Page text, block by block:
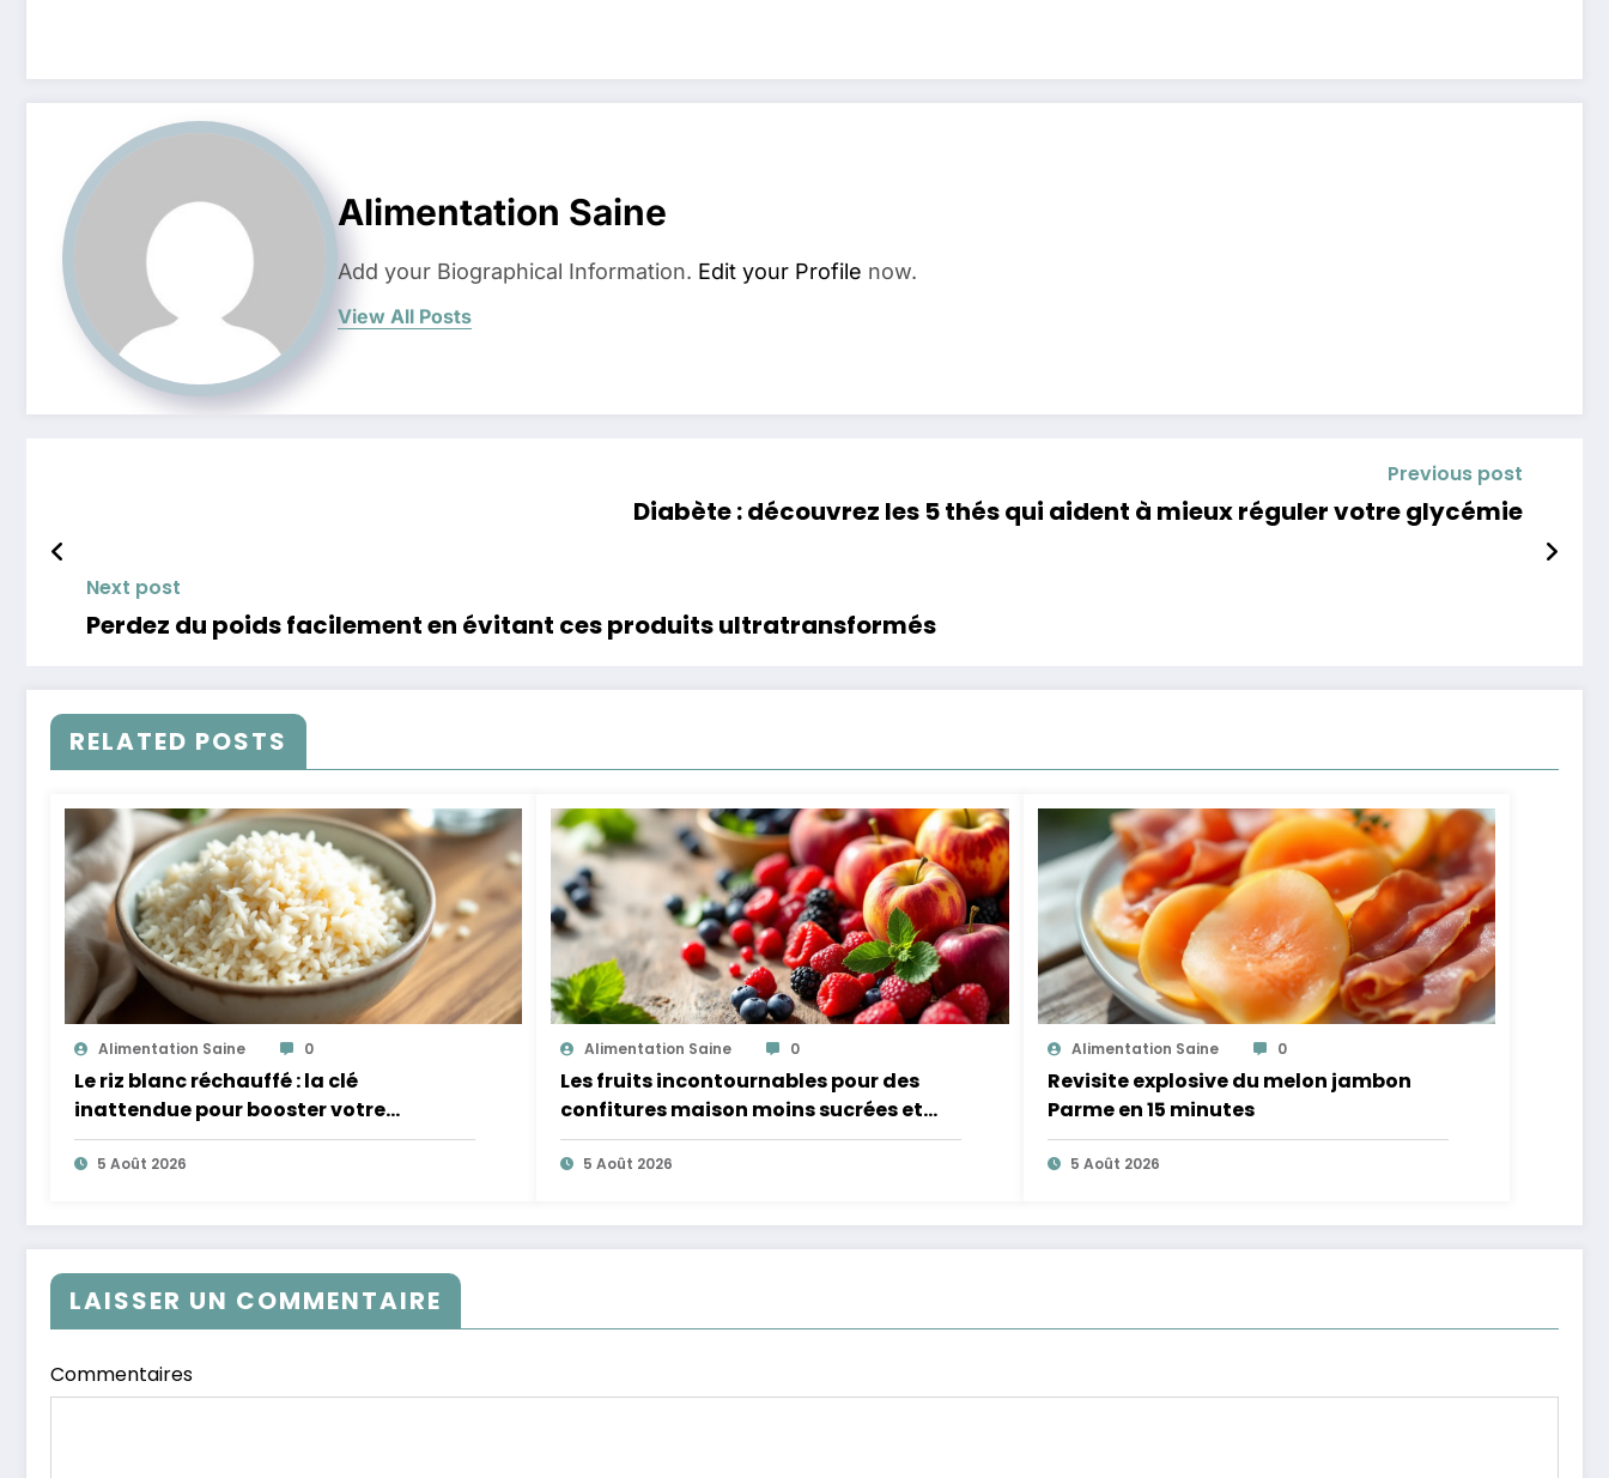
Alimentation Saine
Add your Biographical Information. Edit your Profile now.
View All Posts
Previous post
Diabète : découvrez les 5 thés qui aident à mieux réguler votre glycémie
Next post
Perdez du poids facilement en évitant ces produits ultratransformés
RELATED POSTS
Alimentation Saine 0
Le riz blanc réchauffé : la clé
inattendue pour booster votre
microbiote
5 Août 2026
Alimentation Saine 0
Les fruits incontournables pour des
confitures maison moins sucrées et
plus légères
5 Août 2026
Alimentation Saine 0
Revisite explosive du melon jambon
Parme en 15 minutes
5 Août 2026
LAISSER UN COMMENTAIRE
Commentaires